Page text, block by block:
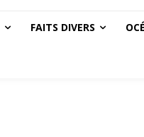
FAITS DIVERS